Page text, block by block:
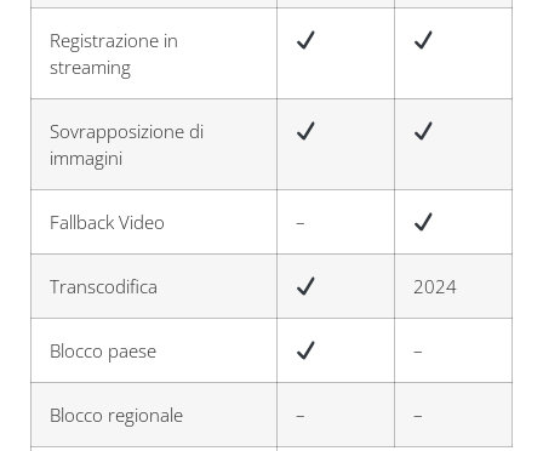
Registrazione in
streaming
Sovrapposizione di
immagini
Fallback Video –
Transcodifica 2024
Blocco paese –
Blocco regionale – –